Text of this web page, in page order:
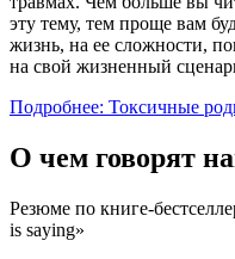
эту тему, тем проще вам
жизнь, на ее сложности,
на свой жизненный
Подробнее: Токсичные
О чем говорят
Резюме по книге-
is saying»